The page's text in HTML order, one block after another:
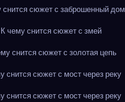
снится сюжет с заброшенный дом
К чему снится сюжет с змей
снится сюжет с золотая цепь
снится сюжет с мост через реку
снится сюжет с мост через реку